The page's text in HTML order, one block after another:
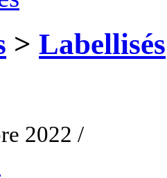
> Labellisés
2022 /